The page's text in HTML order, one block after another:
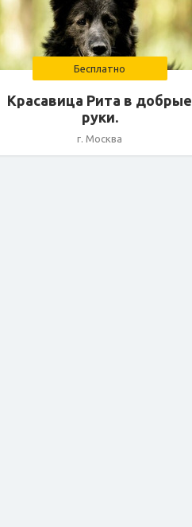
Бесплатно
Красавица Рита в добрые
руки.
г. Москва